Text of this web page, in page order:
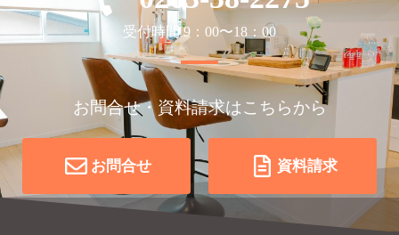
受付時間 9：00〜18：00
お問合せ・資料請求はこちらから
お問合せ 資料請求